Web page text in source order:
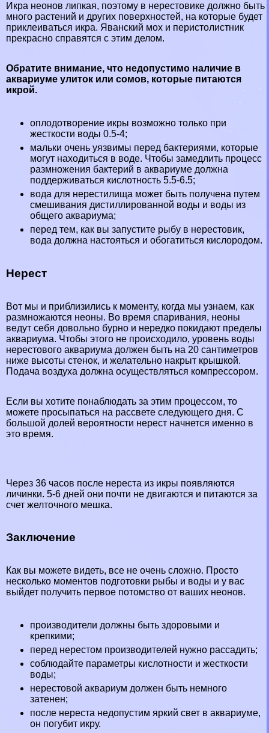
Икра неонов липкая, поэтому в нерестовике должно быть
много растений и других поверхностей, на которые будет
приклеиваться икра. Яванский мох и перистолистник
прекрасно справятся с этим делом.
Обратите внимание, что недопустимо наличие в
аквариуме улиток или сомов, которые питаются
икрой.
оплодотворение икры возможно только при
жесткости воды 0.5-4;
мальки очень уязвимы перед бактериями, которые
могут находиться в воде. Чтобы замедлить процесс
размножения бактерий в аквариуме должна
поддерживаться кислотность 5.5-6.5;
вода для нерестилища может быть получена путем
смешивания дистиллированной воды и воды из
общего аквариума;
перед тем, как вы запустите рыбу в нерестовик,
вода должна настояться и обогатиться кислородом.
Нерест
Вот мы и приблизились к моменту, когда мы узнаем, как
размножаются неоны. Во время спаривания, неоны
ведут себя довольно бурно и нередко покидают пределы
аквариума. Чтобы этого не происходило, уровень воды
нерестового аквариума должен быть на 20 сантиметров
ниже высоты стенок, и желательно накрыт крышкой.
Подача воздуха должна осуществляться компрессором.
Если вы хотите понаблюдать за этим процессом, то
можете просыпаться на рассвете следующего дня. С
большой долей вероятности нерест начнется именно в
это время.
Через 36 часов после нереста из икры появляются
личинки. 5-6 дней они почти не двигаются и питаются за
счет желточного мешка.
Заключение
Как вы можете видеть, все не очень сложно. Просто
несколько моментов подготовки рыбы и воды и у вас
выйдет получить первое потомство от ваших неонов.
производители должны быть здоровыми и
крепкими;
перед нерестом производителей нужно рассадить;
соблюдайте параметры кислотности и жесткости
воды;
нерестовой аквариум должен быть немного
затенен;
после нереста недопустим яркий свет в аквариуме,
он погубит икру.